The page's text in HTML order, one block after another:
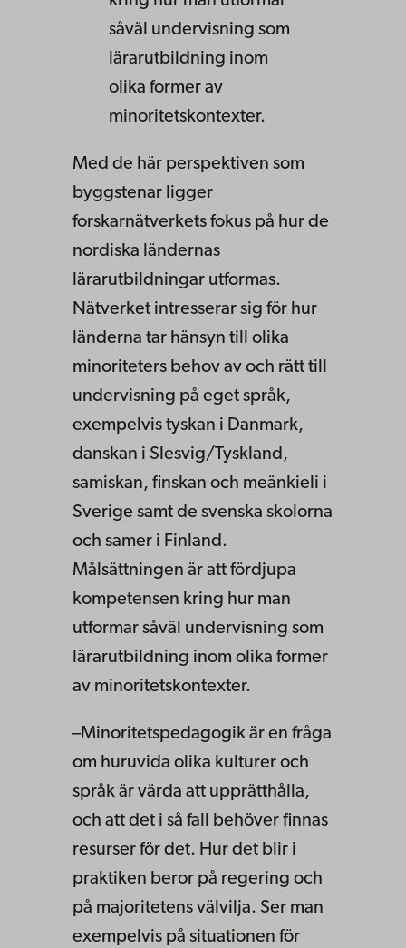
såväl undervisning som
lärarutbildning inom
olika former av
minoritetskontexter.
Med de här perspektiven som
byggstenar ligger
forskarnätverkets fokus på hur de
nordiska ländernas
lärarutbildningar utformas.
Nätverket intresserar sig för hur
länderna tar hänsyn till olika
minoriteters behov av och rätt till
undervisning på eget språk,
exempelvis tyskan i Danmark,
danskan i Slesvig/Tyskland,
samiskan, finskan och meänkieli i
Sverige samt de svenska skolorna
och samer i Finland.
Målsättningen är att fördjupa
kompetensen kring hur man
utformar såväl undervisning som
lärarutbildning inom olika former
av minoritetskontexter.
–Minoritetspedagogik är en fråga
om huruvida olika kulturer och
språk är värda att upprätthålla,
och att det i så fall behöver finnas
resurser för det. Hur det blir i
praktiken beror på regering och
på majoritetens välvilja. Ser man
exempelvis på situationen för